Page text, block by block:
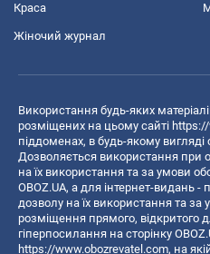
Краса
Жіночий журнал
Використання будь-яких
розміщених на цьому сайті
піддоменах, в будь-якому вигляді
Дозволяється використання при
на їх використання та за умови
OBOZ.UA, а для інтернет-видань
дозволу на їх використання та за
розміщення прямого, відкритого
гіперпосилання на сторінку
https://www.obozrevatel.com, на